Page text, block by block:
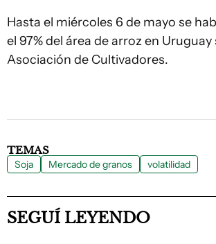
Hasta el miércoles 6 de mayo se
el 97% del área de arroz en Uruguay
Asociación de Cultivadores.
TEMAS
Soja Mercado de granos volatilidad
SEGUÍ LEYENDO